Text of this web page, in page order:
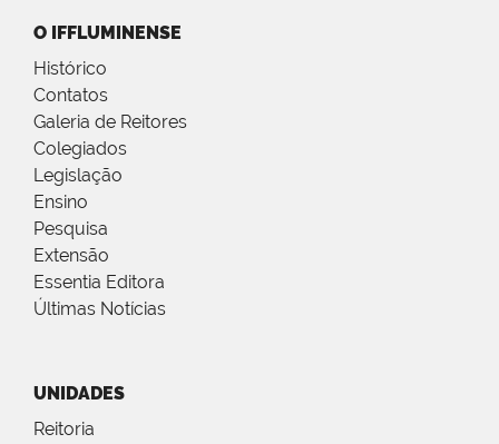
O IFFLUMINENSE
Histórico
Contatos
Galeria de Reitores
Colegiados
Legislação
Ensino
Pesquisa
Extensão
Essentia Editora
Últimas Notícias
UNIDADES
Reitoria